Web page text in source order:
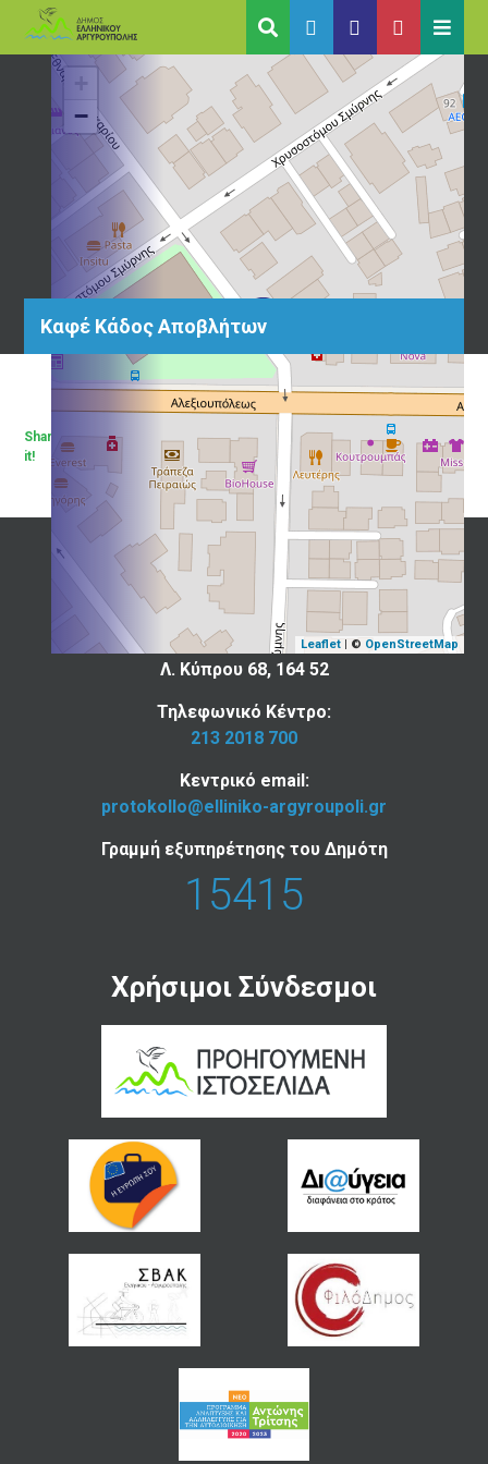
Καφέ Κάδος Αποβλήτων
−
Leaflet| © OpenStreetMap
Share
it!
Επικοινωνία
Ελληνικού - Αργυρούπολης
Λ. Κύπρου 68, 164 52
Τηλεφωνικό Κέντρο:
213 2018 700
Κεντρικό email:
protokollo@elliniko-argyroupoli.gr
Γραμμή εξυπηρέτησης του Δημότη
15415
Χρήσιμοι Σύνδεσμοι